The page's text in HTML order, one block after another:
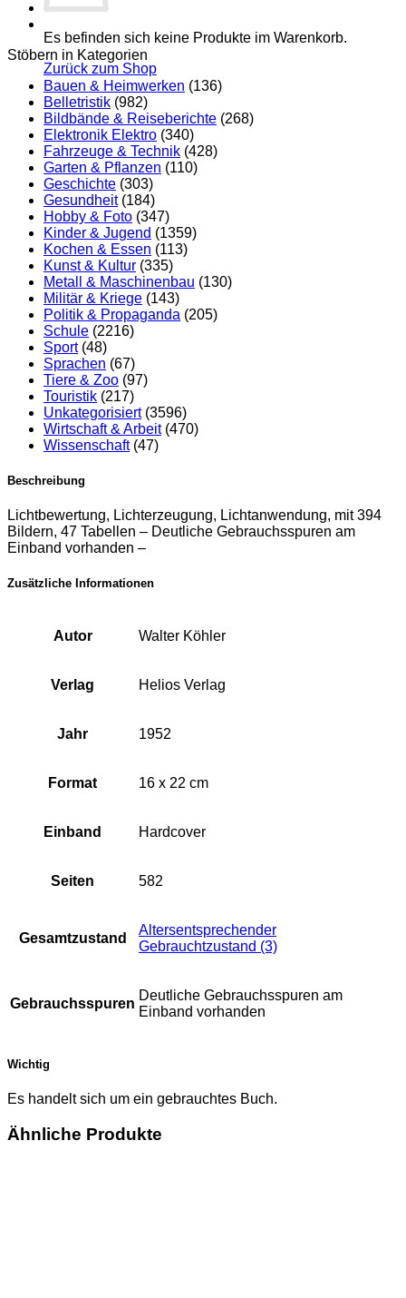
Es befinden sich keine Produkte im Warenkorb.
Zurück zum Shop
Stöbern in Kategorien
Bauen & Heimwerken (136)
Belletristik (982)
Bildbände & Reiseberichte (268)
Elektronik Elektro (340)
Fahrzeuge & Technik (428)
Garten & Pflanzen (110)
Geschichte (303)
Gesundheit (184)
Hobby & Foto (347)
Kinder & Jugend (1359)
Kochen & Essen (113)
Kunst & Kultur (335)
Metall & Maschinenbau (130)
Militär & Kriege (143)
Politik & Propaganda (205)
Schule (2216)
Sport (48)
Sprachen (67)
Tiere & Zoo (97)
Touristik (217)
Unkategorisiert (3596)
Wirtschaft & Arbeit (470)
Wissenschaft (47)
Beschreibung
Lichtbewertung, Lichterzeugung, Lichtanwendung, mit 394
Bildern, 47 Tabellen – Deutliche Gebrauchsspuren am
Einband vorhanden –
Zusätzliche Informationen
Autor Walter Köhler
Verlag Helios Verlag
Jahr 1952
Format 16 x 22 cm
Einband Hardcover
Seiten 582
Gesamtzustand
Altersentsprechender
Gebrauchtzustand (3)
Gebrauchsspuren
Deutliche Gebrauchsspuren am
Einband vorhanden
Wichtig
Es handelt sich um ein gebrauchtes Buch.
Ähnliche Produkte